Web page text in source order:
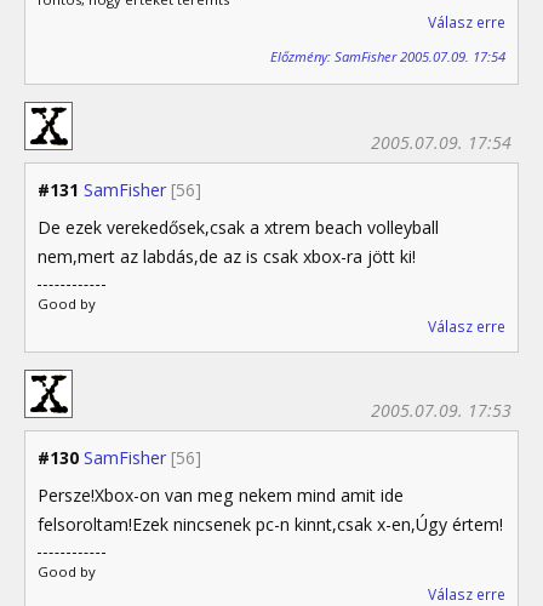
Válasz erre
Előzmény: SamFisher 2005.07.09. 17:54
#131 SamFisher [56]
2005.07.09. 17:54
De ezek verekedősek,csak a xtrem beach volleyball
nem,mert az labdás,de az is csak xbox-ra jött ki!
Good by
Válasz erre
#130 SamFisher [56]
2005.07.09. 17:53
Persze!Xbox-on van meg nekem mind amit ide
felsoroltam!Ezek nincsenek pc-n kinnt,csak x-en,Úgy értem!
Good by
Válasz erre